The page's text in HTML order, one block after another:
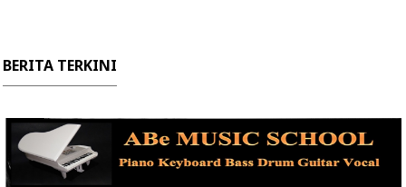
BERITA TERKINI